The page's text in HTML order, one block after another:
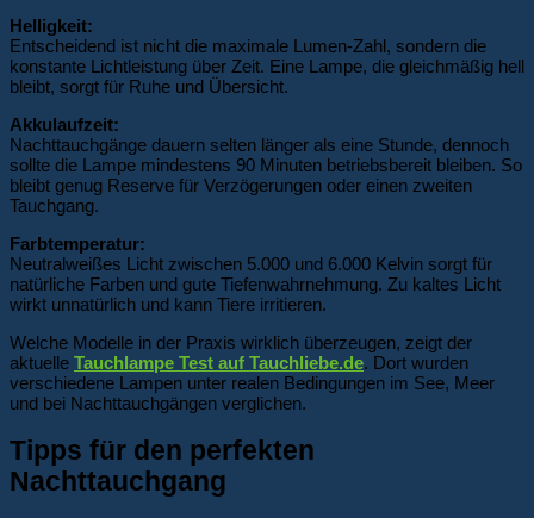
Helligkeit:
Entscheidend ist nicht die maximale Lumen-Zahl, sondern die
konstante Lichtleistung über Zeit. Eine Lampe, die gleichmäßig hell
bleibt, sorgt für Ruhe und Übersicht.
Akkulaufzeit:
Nachttauchgänge dauern selten länger als eine Stunde, dennoch
sollte die Lampe mindestens 90 Minuten betriebsbereit bleiben. So
bleibt genug Reserve für Verzögerungen oder einen zweiten
Tauchgang.
Farbtemperatur:
Neutralweißes Licht zwischen 5.000 und 6.000 Kelvin sorgt für
natürliche Farben und gute Tiefenwahrnehmung. Zu kaltes Licht
wirkt unnatürlich und kann Tiere irritieren.
Welche Modelle in der Praxis wirklich überzeugen, zeigt der
aktuelle Tauchlampe Test auf Tauchliebe.de. Dort wurden
verschiedene Lampen unter realen Bedingungen im See, Meer
und bei Nachttauchgängen verglichen.
Tipps für den perfekten
Nachttauchgang